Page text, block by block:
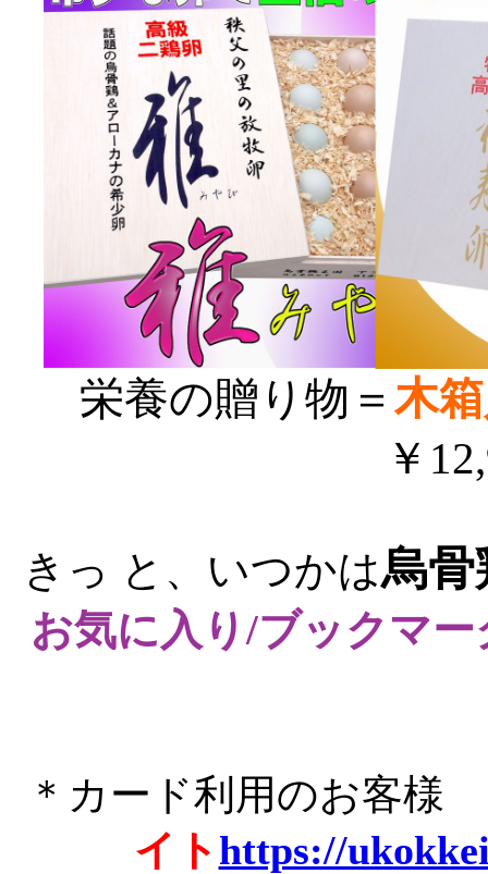
栄養の贈り物＝ 木
￥
きっ と、いつかは烏骨
お気に入り/ブックマー
＊カード利用のお客様
イト https://